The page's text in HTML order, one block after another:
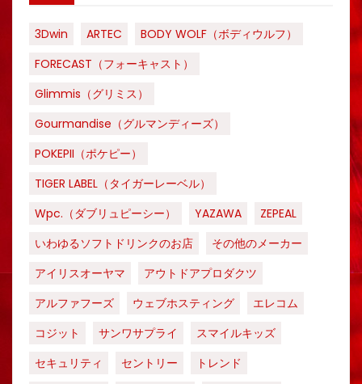
3Dwin ARTEC
BODY WOLF（ボディウルフ）
FORECAST（フォーキャスト）
Glimmis（グリミス）
Gourmandise（グルマンディーズ）
POKEPII（ポケピー）
TIGER LABEL（タイガーレーベル）
Wpc.（ダブリュピーシー）
YAZAWA
ZEPEAL
いわゆるソフトドリンクのお店
その他のメーカー
アイリスオーヤマ
アウトドアプロダクツ
アルファフーズ
ウェブホスティング
エレコム
コジット
サンワサプライ
スマイルキッズ
セキュリティ
セントリー
トレンド